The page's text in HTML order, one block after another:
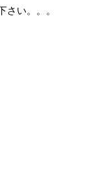
さい。。。